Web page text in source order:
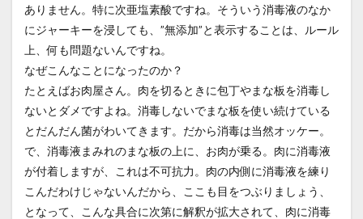
ありません。特に次亜塩素酸ですね。そういう消毒液のなか
にジャーキーを浸しても、”無添加”と表示することは、ルール
上、何も問題ないんですね。
なぜこんなことになったのか？
たとえばお肉屋さん。肉を切るときに包丁やまな板を消毒し
ないとダメですよね。消毒しないでまな板を使い続けている
とだんだん菌がわいてきます。だから消毒は当然オッケー。
で、消毒液まみれのまな板の上に、お肉が乗る。肉に消毒液
が付着しますが、これは不可抗力。肉の内側に消毒液を練り
こんだわけじゃないんだから、ここも目をつぶりましょう、
となって、こんな具合に次第に解釈が拡大されて、肉に消毒